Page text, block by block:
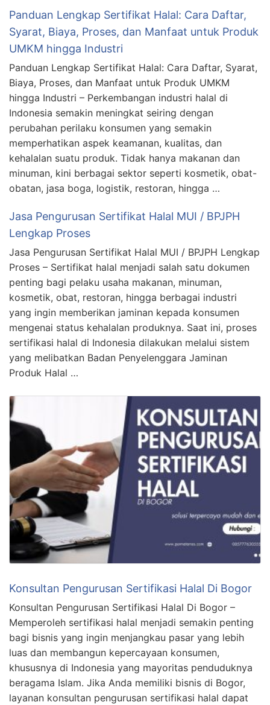
Panduan Lengkap Sertifikat Halal: Cara Daftar,
Syarat, Biaya, Proses, dan Manfaat untuk Produk
UMKM hingga Industri
Panduan Lengkap Sertifikat Halal: Cara Daftar, Syarat,
Biaya, Proses, dan Manfaat untuk Produk UMKM
hingga Industri – Perkembangan industri halal di
Indonesia semakin meningkat seiring dengan
perubahan perilaku konsumen yang semakin
memperhatikan aspek keamanan, kualitas, dan
kehalalan suatu produk. Tidak hanya makanan dan
minuman, kini berbagai sektor seperti kosmetik, obat-
obatan, jasa boga, logistik, restoran, hingga …
Jasa Pengurusan Sertifikat Halal MUI / BPJPH
Lengkap Proses
Jasa Pengurusan Sertifikat Halal MUI / BPJPH Lengkap
Proses – Sertifikat halal menjadi salah satu dokumen
penting bagi pelaku usaha makanan, minuman,
kosmetik, obat, restoran, hingga berbagai industri
yang ingin memberikan jaminan kepada konsumen
mengenai status kehalalan produknya. Saat ini, proses
sertifikasi halal di Indonesia dilakukan melalui sistem
yang melibatkan Badan Penyelenggara Jaminan
Produk Halal …
Konsultan Pengurusan Sertifikasi Halal Di Bogor
Konsultan Pengurusan Sertifikasi Halal Di Bogor –
Memperoleh sertifikasi halal menjadi semakin penting
bagi bisnis yang ingin menjangkau pasar yang lebih
luas dan membangun kepercayaan konsumen,
khususnya di Indonesia yang mayoritas penduduknya
beragama Islam. Jika Anda memiliki bisnis di Bogor,
layanan konsultan pengurusan sertifikasi halal dapat